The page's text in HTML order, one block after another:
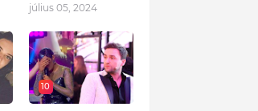
július 05, 2024
10